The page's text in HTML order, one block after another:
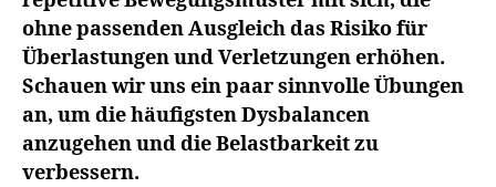
ohne passenden Ausgleich das Risiko für
Überlastungen und Verletzungen erhöhen.
Schauen wir uns ein paar sinnvolle Übungen
an, um die häufigsten Dysbalancen
anzugehen und die Belastbarkeit zu
verbessern.